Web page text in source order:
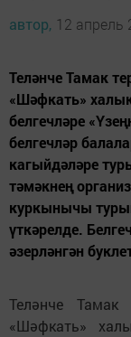
автор, 12 апрель
Теләнче Тамак
«Шәфкать»
белгечләре
белгечләр
кагыйдәләре
тәмәкнең
куркынычы
үткәрелде.
әзерләнгән
Теләнче Тамак
«Шәфкать»